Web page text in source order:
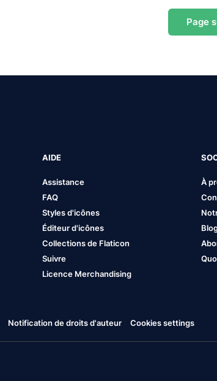
Page
AIDE
Assistance
FAQ
Styles d'icônes
Éditeur d'icônes
Collections de Flaticon
Suivre
Licence Merchandising
À
Notification de droits d'auteur Cookies settings